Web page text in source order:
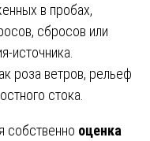
в пробах,
сбросов или
источника.
роза ветров, рельеф
стока.
собственно оценка